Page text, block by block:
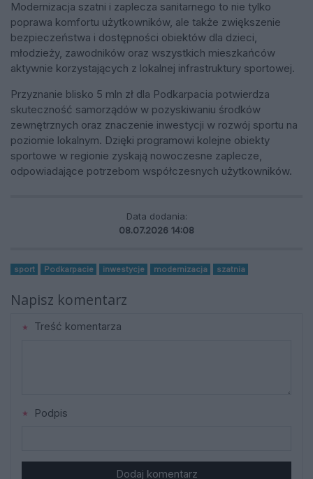
Modernizacja szatni i zaplecza sanitarnego to nie tylko
poprawa komfortu użytkowników, ale także zwiększenie
bezpieczeństwa i dostępności obiektów dla dzieci,
młodzieży, zawodników oraz wszystkich mieszkańców
aktywnie korzystających z lokalnej infrastruktury sportowej.
Przyznanie blisko 5 mln zł dla Podkarpacia potwierdza
skuteczność samorządów w pozyskiwaniu środków
zewnętrznych oraz znaczenie inwestycji w rozwój sportu na
poziomie lokalnym. Dzięki programowi kolejne obiekty
sportowe w regionie zyskają nowoczesne zaplecze,
odpowiadające potrzebom współczesnych użytkowników.
Data dodania:
08.07.2026 14:08
sport Podkarpacie inwestycje modernizacja szatnia
Napisz komentarz
Treść komentarza
Podpis
Dodaj komentarz